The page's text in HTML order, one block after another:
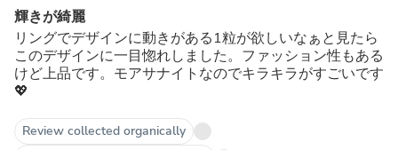
輝きが綺麗
リングでデザインに動きがある1粒が欲しいなぁと見たら
このデザインに一目惚れしました。ファッション性もある
けど上品です。モアサナイトなのでキラキラがすごいです
💖
Review collected organically